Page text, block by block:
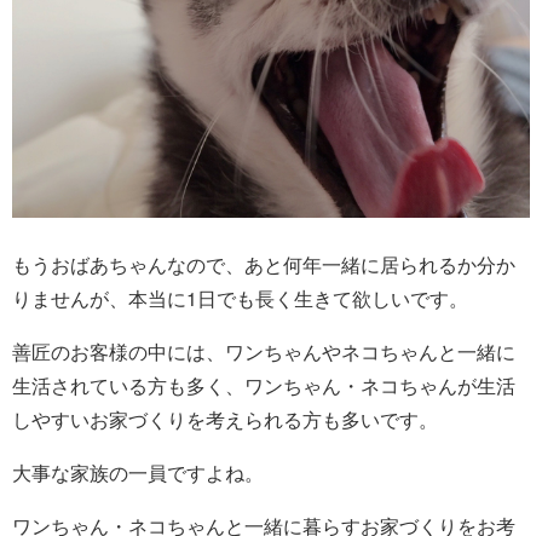
もうおばあちゃんなので、あと何年一緒に居られるか分か
りませんが、本当に1日でも長く生きて欲しいです。
善匠のお客様の中には、ワンちゃんやネコちゃんと一緒に
生活されている方も多く、ワンちゃん・ネコちゃんが生活
しやすいお家づくりを考えられる方も多いです。
大事な家族の一員ですよね。
ワンちゃん・ネコちゃんと一緒に暮らすお家づくりをお考